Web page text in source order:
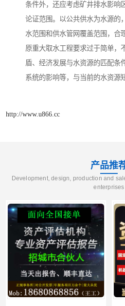
条件外，还应考虑矿井排水影响
论证范围。以公共供水为水源的
水范围和供水管网覆盖范围，合
原重大取水工程要求过于简单，
盾、经济发展与水资源的匹配条
系统的影响等，与当前的水资源
http://www.u866.cc
产品推
Development, design, production and
enterprises